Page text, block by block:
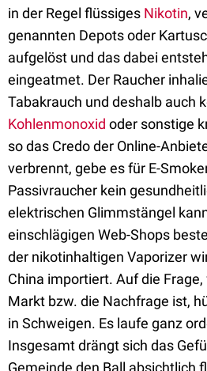
in der Regel flüssiges Nikotin,
genannten Depots oder
aufgelöst und das dabei
eingeatmet. Der Raucher
Tabakrauch und deshalb auch
Kohlenmonoxid oder sonstige
so das Credo der Online-
verbrennt, gebe es für E-
Passivraucher kein
elektrischen Glimmstängel
einschlägigen Web-Shops
der nikotinhaltigen Vaporizer
China importiert. Auf die
Markt bzw. die Nachfrage ist,
in Schweigen. Es laufe ganz
Insgesamt drängt sich das
Gemeinde den Ball absichtlich